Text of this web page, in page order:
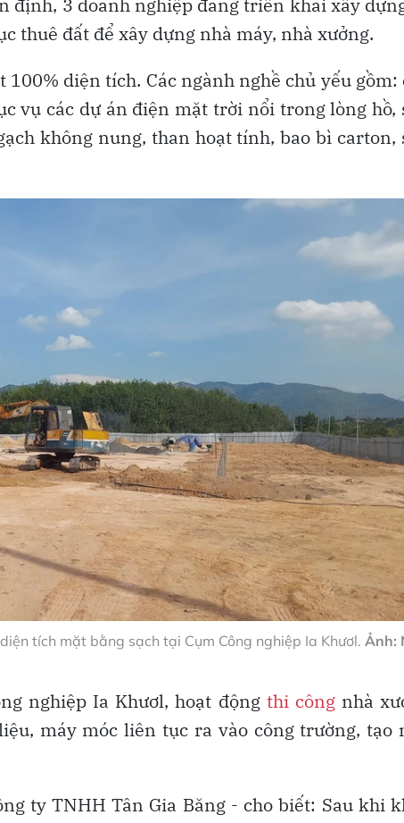
định, 3 doanh nghiệp đang triển khai xây
thuê đất để xây dựng nhà máy, nhà xưởng.
diện tích. Các ngành nghề chủ yếu gồm:
vụ các dự án điện mặt trời nổi trong lòng hồ,
không nung, than hoạt tính, bao bì carton,
tích mặt bằng sạch tại Cụm Công nghiệp Ia Khươl. Ảnh:
nghiệp Ia Khươl, hoạt động thi côngnhà
máy móc liên tục ra vào công trường, tạo
ty TNHH Tân Gia Băng - cho biết: Sau khi